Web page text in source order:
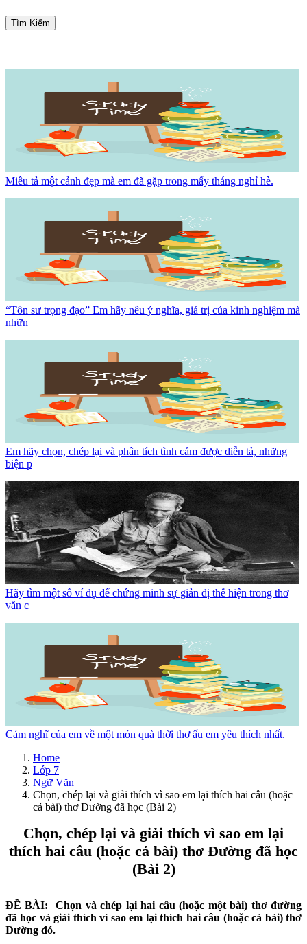
Tìm Kiếm
Miêu tả một cảnh đẹp mà em đã gặp trong mấy tháng nghỉ hè.
“Tôn sư trọng đạo” Em hãy nêu ý nghĩa, giá trị của kinh nghiệm mà
nhữn
Em hãy chọn, chép lại và phân tích tình cảm được diễn tả, những
biện p
Hãy tìm một số ví dụ để chứng minh sự giản dị thể hiện trong thơ
văn c
Cảm nghĩ của em về một món quà thời thơ ấu em yêu thích nhất.
Home
Lớp 7
Ngữ Văn
Chọn, chép lại và giải thích vì sao em lại thích hai câu (hoặc
cả bài) thơ Đường đã học (Bài 2)
Chọn, chép lại và giải thích vì sao em lại
thích hai câu (hoặc cả bài) thơ Đường đã học
(Bài 2)
ĐỀ BÀI:Chọn và chép lại hai câu (hoặc một bài) thơ đường
đã học và giải thích vì saoem lại thích hai câu (hoặc cả bài) thơ
Đường đó.